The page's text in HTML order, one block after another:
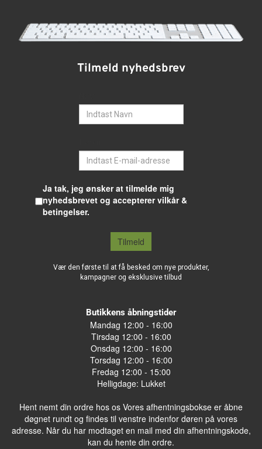
Tilmeld nyhedsbrev
Ja tak, jeg ønsker at tilmelde mig
nyhedsbrevet og accepterer vilkår &
betingelser.
Tilmeld
Vær den første til at få besked om nye produkter,
kampagner og eksklusive tilbud
Butikkens åbningstider
Mandag 12:00 - 16:00
Tirsdag 12:00 - 16:00
Onsdag 12:00 - 16:00
Torsdag 12:00 - 16:00
Fredag 12:00 - 15:00
Helligdage: Lukket
Hent nemt din ordre hos os Vores afhentningsbokse er åbne
døgnet rundt og findes til venstre indenfor døren på vores
adresse. Når du har modtaget en mail med din afhentningskode,
kan du hente din ordre.